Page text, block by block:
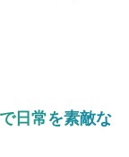
日常を素敵な